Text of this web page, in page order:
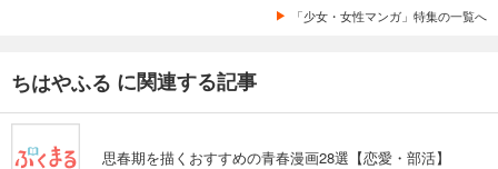
「少女・女性マンガ」特集の一覧へ
ちはやふる に関連する記事
思春期を描くおすすめの青春漫画28選【恋愛・部活】